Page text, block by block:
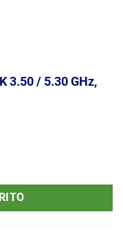
3.50 / 5.30 GHz,
GHz, 16 MB Caché L3,